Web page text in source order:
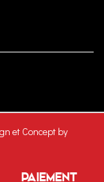
et Concept by
PAIEMENT